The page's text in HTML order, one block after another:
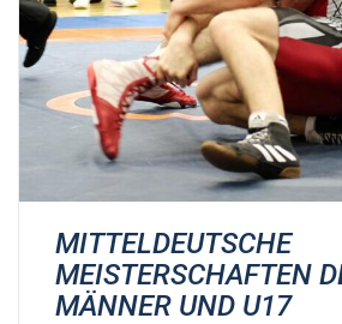
MITTELDEUTSCHE
MEISTERSCHAFTEN
MÄNNER UND U17